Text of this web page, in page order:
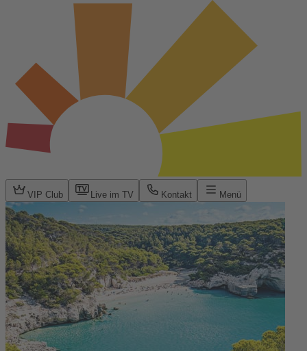
VIP Club Live im TV Kontakt Menü